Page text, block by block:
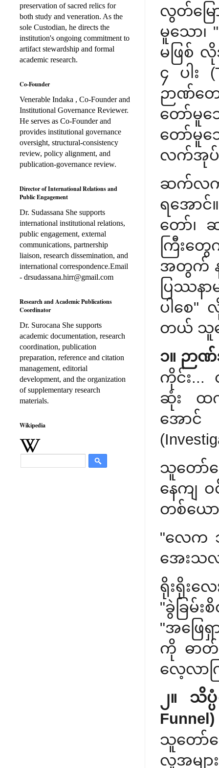
လွတ်မြေ
မူသော၊
မဖြစ်
၄ ပါး
ဉာဏ်တ
တော်မူသ
တော်မူ
လက်အုပ်
ဆက်လက်ပ
ရအောင်
တော်၊
ကြီးတွ
အတွက် န
ပြဿနာ
ပါစေ"
တယ် သူတ
၁။ ဉာဏ်
ကိုင်း...
ဆုံး ထက်
အော
သူတော်
နေကျ
တစ်ယော
"လေက
အေးသလ
ရိုးရို
"ခွဲခြမ်
"အဖြေ
ကို ဓာတ်
လေ့လာက
၂။ သိပ္
Funnel)
သူတော်
လူအမျ
preservation of sacred relics for
both study and veneration. As the
sole Custodian, he directs the
institution's ongoing commitment to
artifact stewardship and formal
academic research.
Co-Founder
Venerable Indaka , Co-Founder and
Institutional Governance Reviewer.
He serves as Co-Founder and
provides institutional governance
oversight, structural-consistency
review, policy alignment, and
publication-governance review.
Director of International Relations and
Public Engagement
Dr. Sudassana She supports
international institutional relations,
public engagement, external
communications, partnership
liaison, research dissemination, and
international correspondence.Email
- drsudassana.hirr@gmail.com
Research and Academic Publications
Coordinator
Dr. Surocana She supports
academic documentation, research
coordination, publication
preparation, reference and citation
management, editorial
development, and the organization
of supplementary research
materials.
Wikipedia